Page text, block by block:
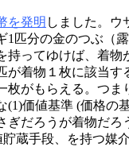
を発明 しました。ウ
1匹分の金のつぶ（
持ってゆけば、着物
が着物１枚に該当す
枚がもらえる。つま
(1)価値基準 (価格の
ぎだろうが着物だろ
蔵手段、を持つ媒